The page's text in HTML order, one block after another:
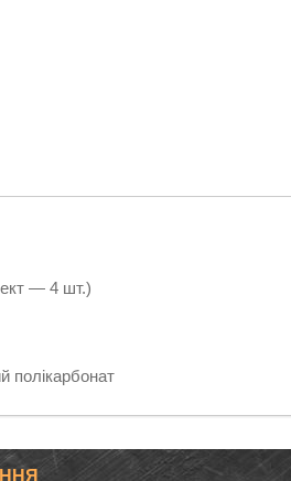
— 4 шт.)
полікарбонат